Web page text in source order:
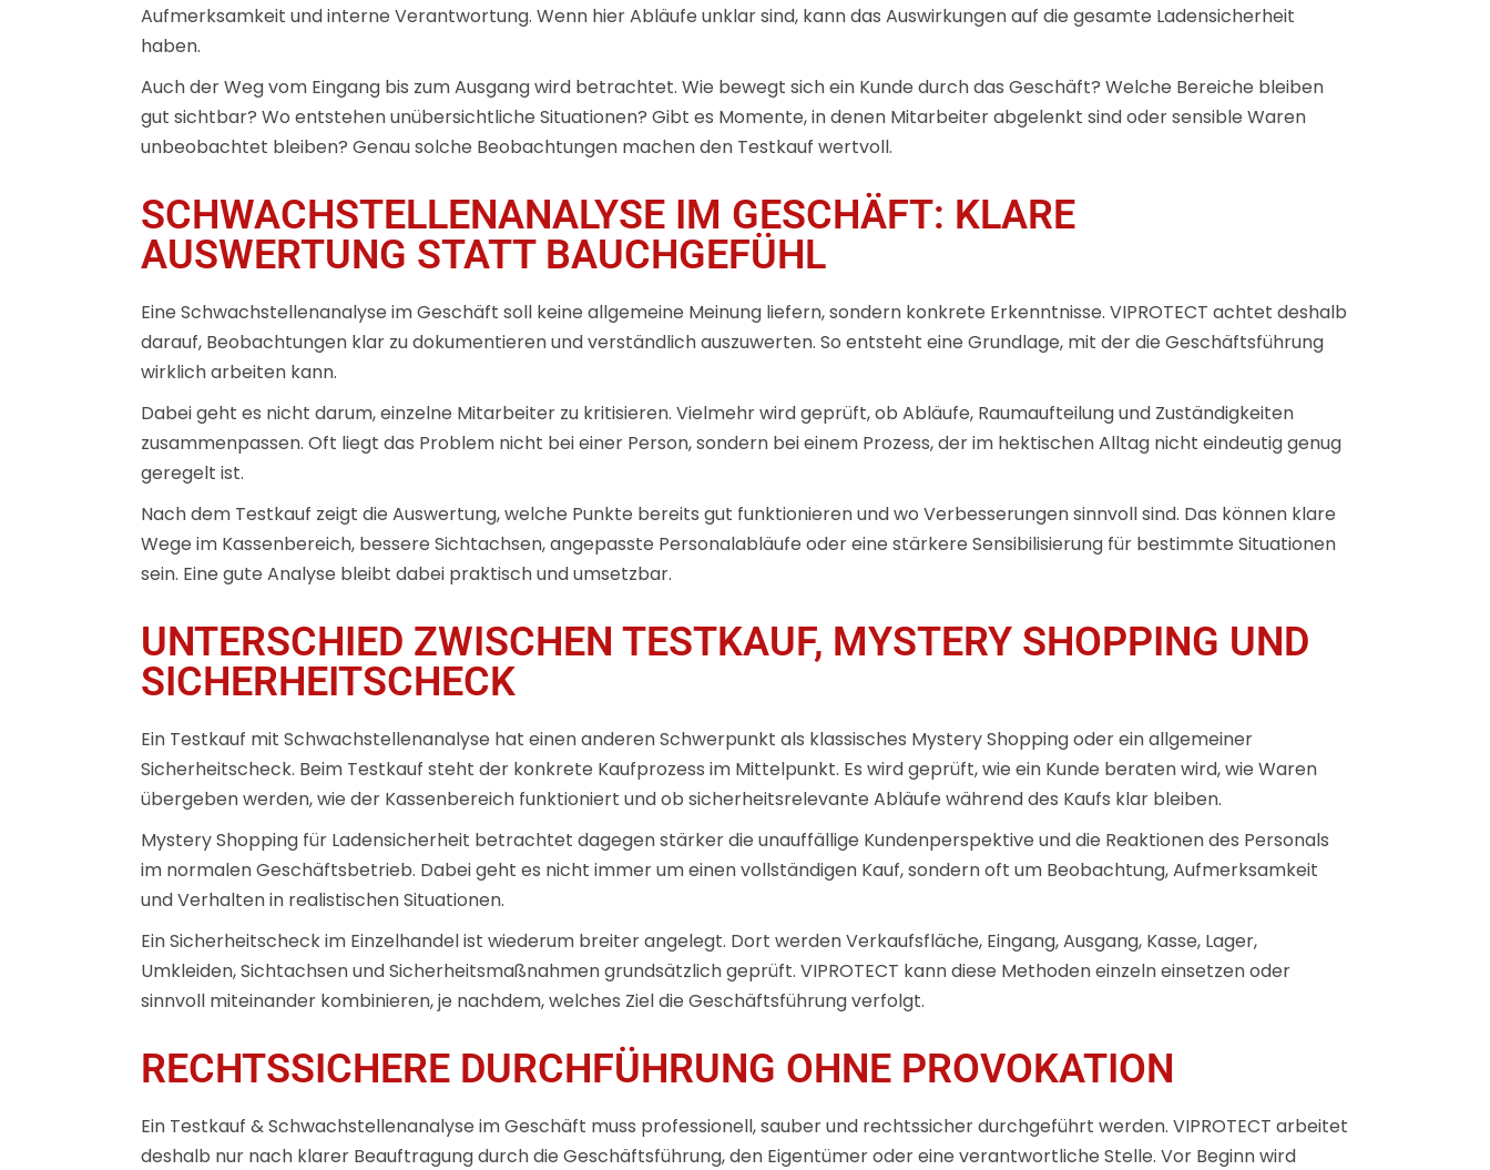
Aufmerksamkeit und interne Verantwortung. Wenn hier Abläufe unklar sind, kann das Auswirkungen auf die gesamte Ladensicherheit
haben.
Auch der Weg vom Eingang bis zum Ausgang wird betrachtet. Wie bewegt sich ein Kunde durch das Geschäft? Welche Bereiche bleiben
gut sichtbar? Wo entstehen unübersichtliche Situationen? Gibt es Momente, in denen Mitarbeiter abgelenkt sind oder sensible Waren
unbeobachtet bleiben? Genau solche Beobachtungen machen den Testkauf wertvoll.
SCHWACHSTELLENANALYSE IM GESCHÄFT: KLARE
AUSWERTUNG STATT BAUCHGEFÜHL
Eine Schwachstellenanalyse im Geschäft soll keine allgemeine Meinung liefern, sondern konkrete Erkenntnisse. VIPROTECT achtet deshalb
darauf, Beobachtungen klar zu dokumentieren und verständlich auszuwerten. So entsteht eine Grundlage, mit der die Geschäftsführung
wirklich arbeiten kann.
Dabei geht es nicht darum, einzelne Mitarbeiter zu kritisieren. Vielmehr wird geprüft, ob Abläufe, Raumaufteilung und Zuständigkeiten
zusammenpassen. Oft liegt das Problem nicht bei einer Person, sondern bei einem Prozess, der im hektischen Alltag nicht eindeutig genug
geregelt ist.
Nach dem Testkauf zeigt die Auswertung, welche Punkte bereits gut funktionieren und wo Verbesserungen sinnvoll sind. Das können klare
Wege im Kassenbereich, bessere Sichtachsen, angepasste Personalabläufe oder eine stärkere Sensibilisierung für bestimmte Situationen
sein. Eine gute Analyse bleibt dabei praktisch und umsetzbar.
UNTERSCHIED ZWISCHEN TESTKAUF, MYSTERY SHOPPING UND
SICHERHEITSCHECK
Ein Testkauf mit Schwachstellenanalyse hat einen anderen Schwerpunkt als klassisches Mystery Shopping oder ein allgemeiner
Sicherheitscheck. Beim Testkauf steht der konkrete Kaufprozess im Mittelpunkt. Es wird geprüft, wie ein Kunde beraten wird, wie Waren
übergeben werden, wie der Kassenbereich funktioniert und ob sicherheitsrelevante Abläufe während des Kaufs klar bleiben.
Mystery Shopping für Ladensicherheit betrachtet dagegen stärker die unauffällige Kundenperspektive und die Reaktionen des Personals
im normalen Geschäftsbetrieb. Dabei geht es nicht immer um einen vollständigen Kauf, sondern oft um Beobachtung, Aufmerksamkeit
und Verhalten in realistischen Situationen.
Ein Sicherheitscheck im Einzelhandel ist wiederum breiter angelegt. Dort werden Verkaufsfläche, Eingang, Ausgang, Kasse, Lager,
Umkleiden, Sichtachsen und Sicherheitsmaßnahmen grundsätzlich geprüft. VIPROTECT kann diese Methoden einzeln einsetzen oder
sinnvoll miteinander kombinieren, je nachdem, welches Ziel die Geschäftsführung verfolgt.
RECHTSSICHERE DURCHFÜHRUNG OHNE PROVOKATION
Ein Testkauf & Schwachstellenanalyse im Geschäft muss professionell, sauber und rechtssicher durchgeführt werden. VIPROTECT arbeitet
deshalb nur nach klarer Beauftragung durch die Geschäftsführung, den Eigentümer oder eine verantwortliche Stelle. Vor Beginn wird